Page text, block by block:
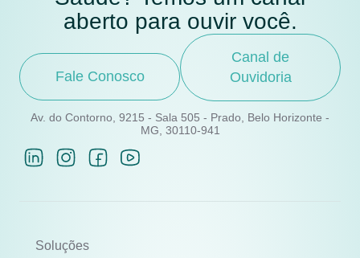
aberto para ouvir você.
Fale Conosco
Canal de
Ouvidoria
Av. do Contorno, 9215 - Sala 505 - Prado, Belo Horizonte -
MG, 30110-941
Soluções